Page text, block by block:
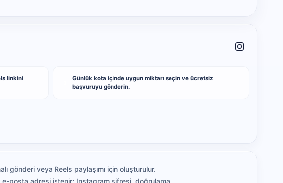
linkini
Günlük kota içinde uygun miktarı seçin ve ücretsiz
başvuruyu gönderin.
gönderi veya Reels paylaşımı için oluşturulur.
e-posta adresi istenir; Instagram şifresi, doğrulama